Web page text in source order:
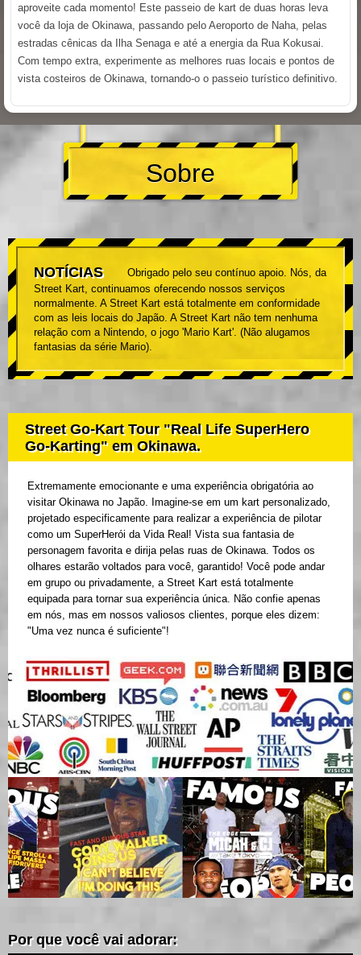
aproveite cada momento! Este passeio de kart de duas horas leva
você da loja de Okinawa, passando pelo Aeroporto de Naha, pelas
estradas cênicas da Ilha Senaga e até a energia da Rua Kokusai.
Com tempo extra, experimente as melhores ruas locais e pontos de
vista costeiros de Okinawa, tornando-o o passeio turístico definitivo.
Sobre
NOTÍCIAS
Obrigado pelo seu contínuo apoio. Nós, da
Street Kart, continuamos oferecendo nossos serviços
normalmente. A Street Kart está totalmente em conformidade
com as leis locais do Japão. A Street Kart não tem nenhuma
relação com a Nintendo, o jogo 'Mario Kart'. (Não alugamos
fantasias da série Mario).
Street Go-Kart Tour "Real Life SuperHero
Go-Karting" em Okinawa.
Extremamente emocionante e uma experiência obrigatória ao
visitar Okinawa no Japão. Imagine-se em um kart personalizado,
projetado especificamente para realizar a experiência de pilotar
como um SuperHerói da Vida Real! Vista sua fantasia de
personagem favorita e dirija pelas ruas de Okinawa. Todos os
olhares estarão voltados para você, garantido! Você pode andar
em grupo ou privadamente, a Street Kart está totalmente
equipada para tornar sua experiência única. Não confie apenas
em nós, mas em nossos valiosos clientes, porque eles dizem:
"Uma vez nunca é suficiente"!
Por que você vai adorar: